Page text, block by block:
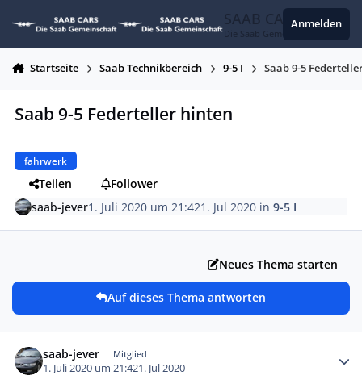
SAAB CARS
Die Saab Gemeinschaft
Anmelden
Startseite Saab Technikbereich 9-5 I Saab 9-5
Saab 9-5 Federteller hinten
fahrwerk
Teilen
Follower
saab-jever1. Juli 2020 um 21:421. Jul 2020 in9-5 I
Neues Thema starten
Auf dieses Thema antworten
saab-jever Mitglied
1. Juli 2020 um 21:421. Jul 2020